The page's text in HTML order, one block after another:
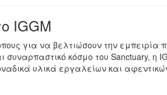
IGGM
για να βελτιώσουν την εμπειρία
συναρπαστικό κόσμο του Sanctuary, η
υλικά εργαλείων και